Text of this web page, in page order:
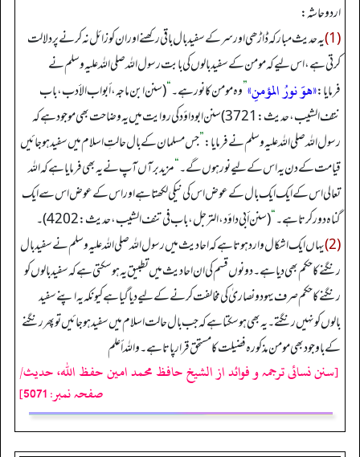
اردو حاشہ:
(1) یہ حدیث مبارکہ ڈاڑھی اور سر کے سفید بال باقی رکھنے اور ان کو زائل نہ کرنے پر دلالت
کرتی ہے، اس لیے کہ مومن کے سفید بالوں کی بابت رسول اللہ صلی اللہ علیہ وسلم نے
فرمایا:«هوَ نورُ المؤمنِ»”وہ مومن کا نور ہے۔“(سنن ابن ماجه، أبواب الأدب، باب
نتف الشیب، حدیث:3721) سنن ابوداؤد کی روایت میں یہ وضاحت بھی موجود ہے کہ
رسول اللہ صلی اللہ علیہ وسلم نے فرمایا:”جس مسلمان کے بال حالتِ اسلام میں سفید ہو جائیں
قیامت کے دن یہ اس کے لیے نور ہوں گے۔“مزید برآں آپ نے یہ بھی فرمایا ہے کہ اللہ
تعالی اس کے ایک ایک بال کے عوض اس کی نیکی لکھتا ہے اوراس کے عوض اس سے ایک
گناہ دور کرتا ہے۔“(سنن أبي داؤد، الترجل، باب فی تنف الشیب، حدیث:4202)۔
(2) یہاں ایک اشکال وارد ہوتا ہے کہ احادیث میں رسول اللہ صلی اللہ علیہ وسلم نے سفید بال
رنگنے کا حکم بھی دیا ہے۔ دونوں قسم کی ان احادیث میں تطبیق یہ ہوسکتی ہے کہ سفید بالوں کو
رنگنے کا حکم صرف یہود و نصاریٰ کی مخالفت کرنے کےلیے دیا گیا ہے کیونکہ یہ اپنے سفید
بالوں کو نہیں رنگتے۔ یہ بھی ہوسکتا ہے کہ جب بال حالت اسلام میں سفید ہوجائیں تو پھر رنگنے
کے باوجود بھی مومن مذکورہ فضیلت کا مستحق قرار پاتا ہے۔ واللہ أعلم
[سنن نسائی ترجمہ و فوائد از الشیخ حافظ محمد امین حفظ اللہ، حدیث/
صفحہ نمبر: 5071]